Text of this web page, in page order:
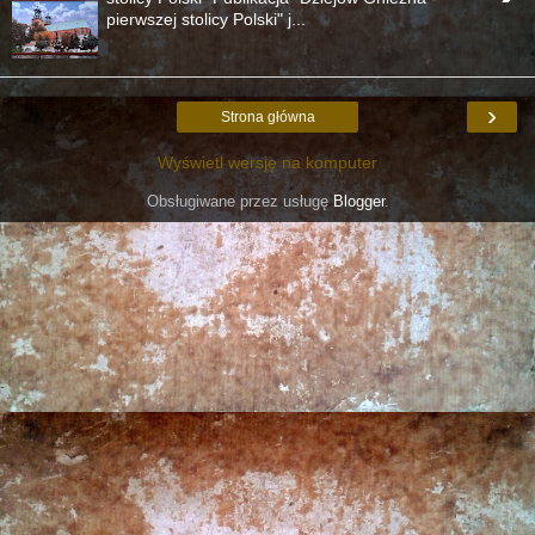
pierwszej stolicy Polski" j...
›
Strona główna
Wyświetl wersję na komputer
Obsługiwane przez usługę Blogger.